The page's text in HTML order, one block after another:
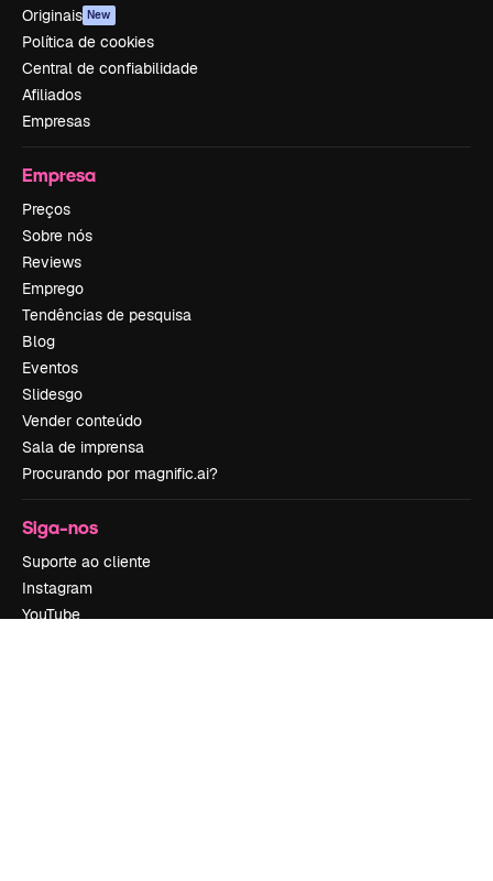
Originais New
Política de cookies
Central de confiabilidade
Afiliados
Empresas
Empresa
Preços
Sobre nós
Reviews
Emprego
Tendências de pesquisa
Blog
Eventos
Slidesgo
Vender conteúdo
Sala de imprensa
Procurando por magnific.ai?
Siga-nos
Suporte ao cliente
Instagram
YouTube